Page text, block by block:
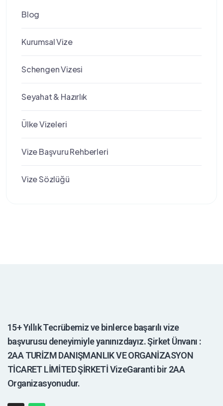
Blog
Kurumsal Vize
Schengen Vizesi
Seyahat & Hazırlık
Ülke Vizeleri
Vize Başvuru Rehberleri
Vize Sözlüğü
15+ Yıllık Tecrübemiz ve binlerce başarılı vize
başvurusu deneyimiyle yanınızdayız. Şirket Ünvanı :
2AA TURİZM DANIŞMANLIK VE ORGANİZASYON
TİCARET LİMİTED ŞİRKETİ VizeGaranti bir 2AA
Organizasyonudur.